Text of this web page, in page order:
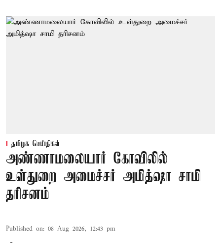
தமிழக செய்திகள்
அண்ணாமலையார் கோவிலில்
உள்துறை அமைச்சர் அமித்ஷா சாமி
தரிசனம்
Published on: 08 Aug 2026, 12:43 pm